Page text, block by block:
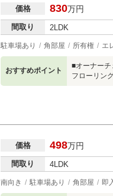
価格 830万円
間取り 2LDK
駐車場あり 角部屋 所有権 エ
おすすめポイント
■オーナー
フローリン
価格 498万円
間取り 4LDK
南向き 駐車場あり 角部屋 即